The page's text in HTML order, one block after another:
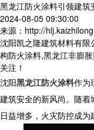
黑龙江防火涂料引领建筑
2024-08-05 09:30:00
来源：http://
沈阳凯之隆建筑材料有限
构防火涂料,黑龙江非膨
关注！
沈阳黑龙江防火涂料作为
建筑安全的新风尚。随
日益增多，火灾防控成为